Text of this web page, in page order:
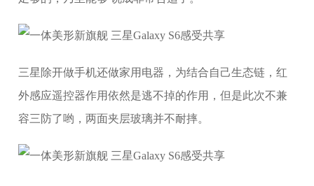
三星除开做手机还做家用电器，为结合自己生态链，红
外感应遥控器作用依然是逃不掉的作用，但是此次不兼
容三防了哟，两面夹层玻璃并不耐摔。